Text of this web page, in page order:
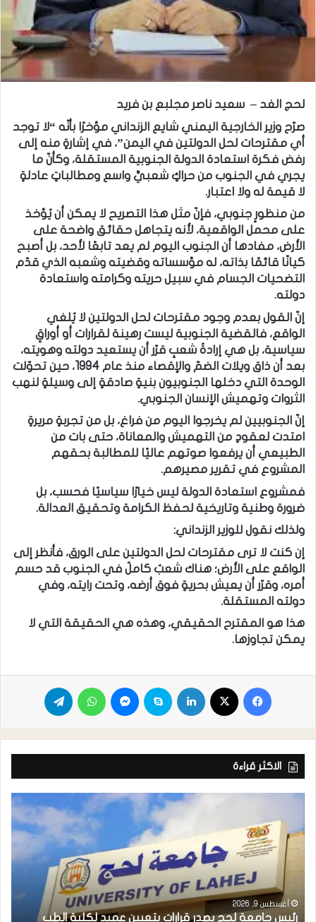
لحج الغد – سعيد ناصر مجلبع بن فريد
صرّح وزير الخارجية اليمني شايع الزنداني مؤخرًا بأنّه “لا توجد
أي مقترحات لحل الدولتين في اليمن”، في إشارةٍ منه إلى
رفض فكرة استعادة الدولة الجنوبية المستقلة، وكأنّ ما
يجري في الجنوب من حراكٍ شعبيٍّ واسع ومطالباتٍ عادلةٍ
لا قيمة له ولا اعتبار.
من منظورٍ جنوبي، فإنّ مثل هذا التصريح لا يمكن أن يُؤخذ
على محمل الواقعية، لأنه يتجاهل حقائق واضحة على
الأرض، مفادها أن الجنوب اليوم لم يعد تابعًا لأحد، بل أصبح
كيانًا قائمًا بذاته، له مؤسساته وقضيته وشعبه الذي قدّم
التضحيات الجسام في سبيل حريته وكرامته واستعادة
دولته.
إنّ القول بعدم وجود مقترحات لحل الدولتين لا يُلغي
الواقع، فالقضية الجنوبية ليست رهينة لقرارات أو أوراقٍ
سياسية، بل هي إرادةُ شعبٍ قرّر أن يستعيد دولته وهويته،
بعد أن ذاق ويلات الضمّ والإقصاء منذ عام 1994، حين تحوّلت
الوحدة التي دخلها الجنوبيون بنيةٍ صادقةٍ إلى وسيلةٍ لنهب
الثروات وتهميش الإنسان الجنوبي.
إنّ الجنوبيين لم يخرجوا اليوم من فراغ، بل من تجربةٍ مريرةٍ
امتدت لعقودٍ من التهميش والمعاناة، حتى بات من
الطبيعي أن يرفعوا صوتهم عاليًا للمطالبة بحقهم
المشروع في تقرير مصيرهم.
فمشروع استعادة الدولة ليس خيارًا سياسيًا فحسب، بل
ضرورة وطنية وتاريخية لحفظ الكرامة وتحقيق العدالة.
ولذلك نقول للوزير الزنداني:
إن كنت لا ترى مقترحات لحل الدولتين على الورق، فأنظر إلى
الواقع على الأرض؛ هناك شعبٌ كاملٌ في الجنوب قد حسم
أمره، وقرّر أن يعيش بحريةٍ فوق أرضه، وتحت رايته، وفي
دولته المستقلة.
هذا هو المقترح الحقيقي، وهذه هي الحقيقة التي لا
يمكن تجاوزها.
الاكثر قراءة
أغسطس 9, 2026
رئيس جامعة لحج يصدر قرارات بتعيين عميد لكلية الطب